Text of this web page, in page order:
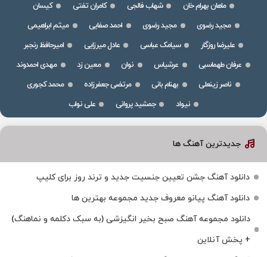
ماهان بهرام خان
شهاب فالجی کامران تفتی
کیسان
مجید رضوی
مجید رضوی احمد صفایی
میثم ابراهیمی
علیرضا روزگار
سیامک عباسی عادل میرزایی
امیرحافظ رنجبر
عرفان طهماسبی
عرشیاس نوان معین زد
مهدی احمدوند
ناصر زینعلی
بهنام بانی مرتضی جعفرزاده
محمد کجوری
نیواد
جمشید پروانی علی نواب
جدیدترین آهنگ ها
دانلود آهنگ جشن تعیین جنسیت جدید و ترند روز برای کلیپ
دانلود آهنگ پیانو معروف جدید مجموعه بهترین ها
دانلود مجموعه آهنگ صبح بخیر انگیزشی (به سبک دکلمه و نماهنگ)
+ پخش آنلاین